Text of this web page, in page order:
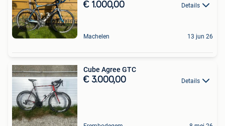
€ 1.000,00 Details
Machelen 13 jun 26
Cube Agree GTC
€ 3.000,00 Details